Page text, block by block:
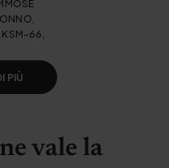
KSM-66,
PIÙ
vale la